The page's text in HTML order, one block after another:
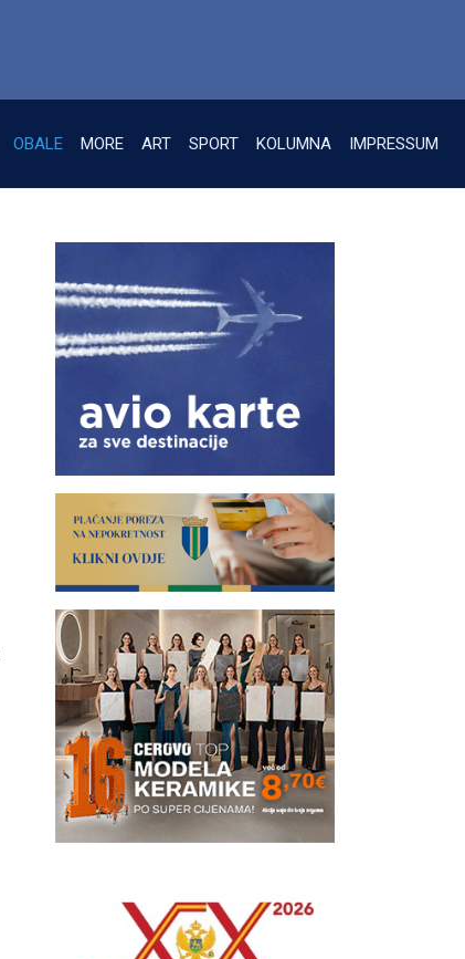
OBALE MORE ART SPORT KOLUMNA IMPRESSUM